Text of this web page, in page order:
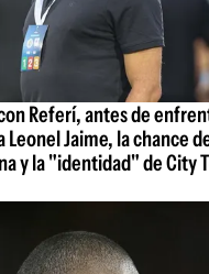
Referí, antes de
Leonel Jaime, la chance
y la "identidad" de City